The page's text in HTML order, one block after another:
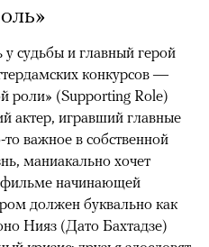
судьбы и главный герой
конкурсов —
роли» (Supporting Role)
актер, игравший главные
важное в собственной
маниакально хочет
фильме начинающей
должен буквально как
Нияз (Дато Бахтадзе)